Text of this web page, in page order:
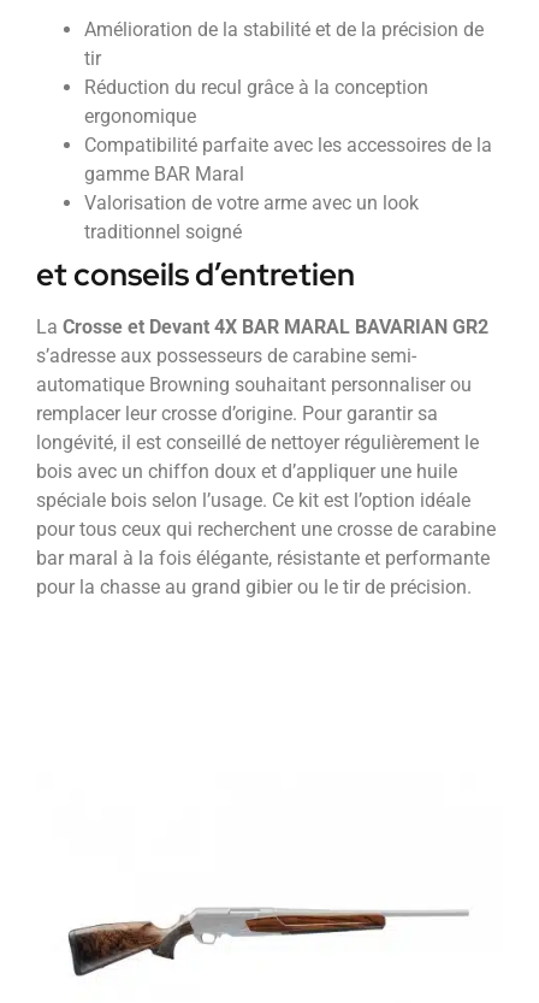
Amélioration de la stabilité et de la précision de
tir
Réduction du recul grâce à la conception
ergonomique
Compatibilité parfaite avec les accessoires de la
gamme BAR Maral
Valorisation de votre arme avec un look
traditionnel soigné
et conseils d’entretien
La Crosse et Devant 4X BAR MARAL BAVARIAN GR2
s’adresse aux possesseurs de carabine semi-
automatique Browning souhaitant personnaliser ou
remplacer leur crosse d’origine. Pour garantir sa
longévité, il est conseillé de nettoyer régulièrement le
bois avec un chiffon doux et d’appliquer une huile
spéciale bois selon l’usage. Ce kit est l’option idéale
pour tous ceux qui recherchent une crosse de carabine
bar maral à la fois élégante, résistante et performante
pour la chasse au grand gibier ou le tir de précision.